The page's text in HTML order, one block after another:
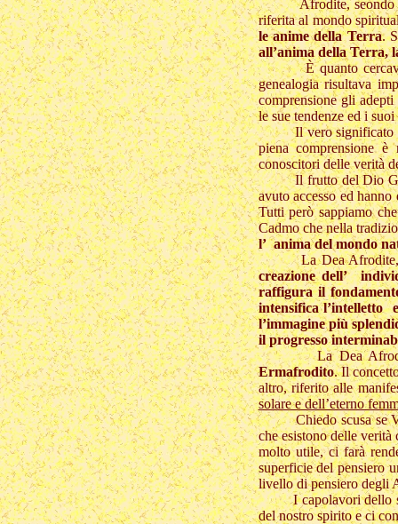
Afrodite, seondo una
riferita al mondo
le anime della Terra.
all’anima della Terra,
È quanto cercavano
genealogia risultava
comprensione gli adepti
le sue tendenze ed i
Il vero significato di
piena comprensione
conoscitori delle verità
Il frutto del Dio Giove
avuto accesso ed
Tutti però sappiamo
Cadmo che nella
l’ anima del mondo
La Dea Afrodite,
creazione dell’
raffigura il
intensifica l’intelletto
l’immagine più
il progresso
La Dea Afrodite ha
Ermafrodito. Il
altro, riferito alle
solare e dell’eterno
Chiedo scusa se Vi ho
che esistono delle
molto utile, ci farà
superficie del pensiero
livello di pensiero degli
I capolavori dello
del nostro spirito e ci